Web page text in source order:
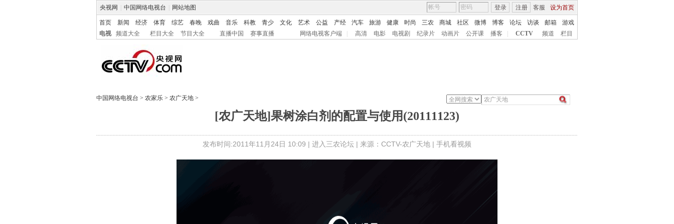
央视网 中国网络电视台 网站地图 客服 设为首页
登录 注册
首页 新闻 经济 体育 综艺 春晚 戏曲 音乐 科教 青少 文化 艺术 公益 产经 汽车 旅游 健康 时尚 三农 商城 社区 微博 博客 论坛 访谈 邮箱
游戏
电视
频道大全 栏目大全 节目大全 直播中国 赛事直播 网络电视客户端 高清 电影 电视剧 纪录片 动画片 公开课 播客 CCTV 频道 栏目
中国网络电视台 > 农家乐 > 农广天地 >
[农广天地]果树涂白剂的配置与使用(20111123)
发布时间:2011年11月24日 10:09 | 进入三农论坛 | 来源：CCTV-农广天地 | 手机看视频